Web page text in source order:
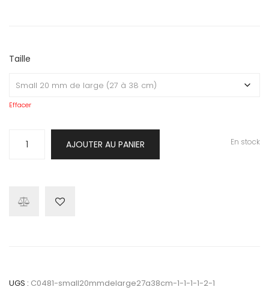
Taille
Effacer
En stock
AJOUTER AU PANIER
UGS : C0481-small20mmdelarge27a38cm-1-1-1-1-2-1